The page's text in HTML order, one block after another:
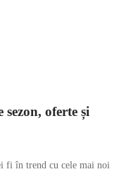
oferte și
fi în trend cu cele mai noi